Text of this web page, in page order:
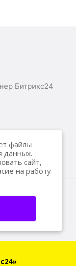
файлы
данных.
сайт,
на работу
Битрикс24
12 лит А,